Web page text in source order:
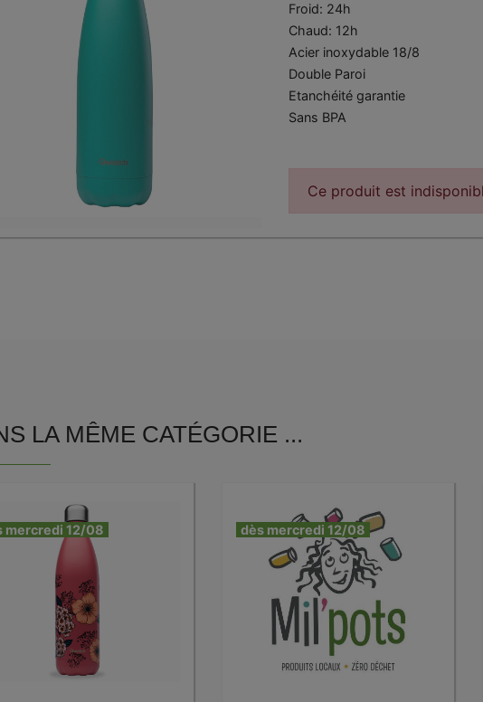
Froid: 24h
Chaud: 12h
Acier inoxydable 18/8
Double Paroi
Etanchéité garantie
Sans BPA
Ce produit est
LA MÊME CATÉGORIE ...
mercredi 12/08 dès mercredi 12/08